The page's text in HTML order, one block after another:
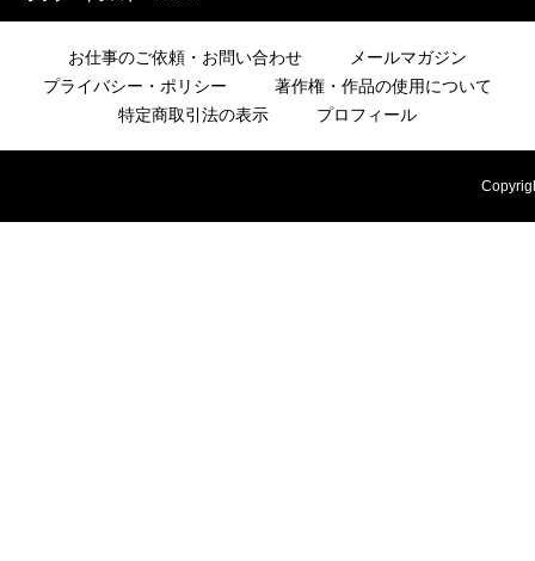
お仕事のご依頼・お問い合わせ
メールマガジン
プライバシー・ポリシー
著作権・作品の使用について
特定商取引法の表示
プロフィール